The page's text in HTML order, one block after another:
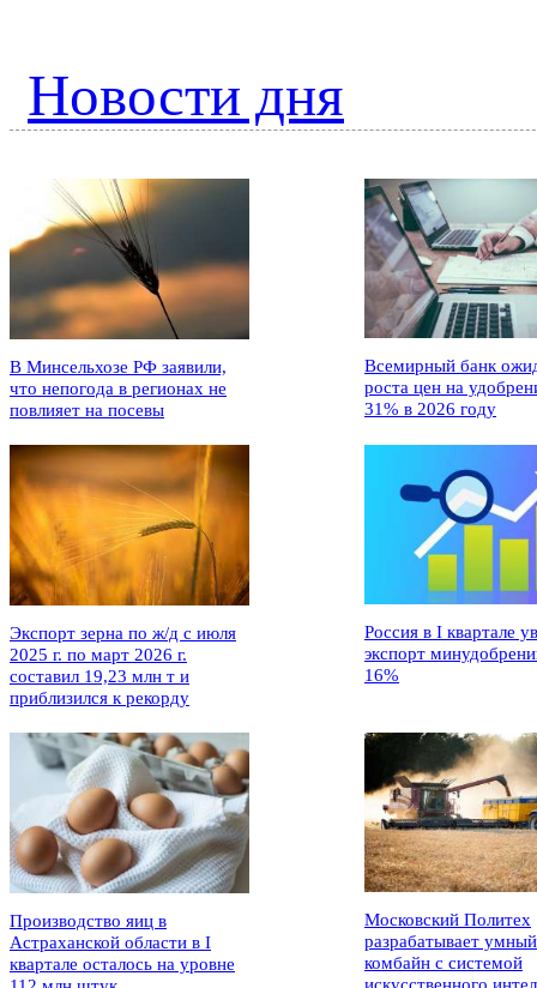
Новости дня
В Минсельхозе РФ заявили,
что непогода в регионах не
повлияет на посевы
Всемирный банк
роста цен на
31% в 2026 году
Экспорт зерна по ж/д с июля
2025 г. по март 2026 г.
составил 19,23 млн т и
приблизился к рекорду
Россия в I квартале
экспорт
16%
Производство яиц в
Астраханской области в I
квартале осталось на уровне
Московский Политех
разрабатывает умный
комбайн с системой